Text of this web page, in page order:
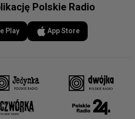
Polskie Radio
Play App Store